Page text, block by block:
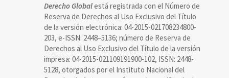
Derecho Globalestá registrada con el Número de
Reserva de Derechos al Uso Exclusivo del Título
de la versión electrónica: 04-2015-021708234800-
203, e-ISSN: 2448–5136; número de Reserva de
Derechos al Uso Exclusivo del Título de la versión
impresa: 04-2015-021109191900-102, ISSN: 2448-
5128, otorgados por el Instituto Nacional del